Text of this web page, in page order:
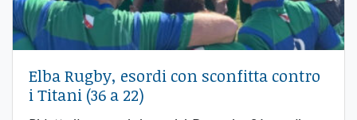
Elba Rugby, esordi con sconfitta contro
i Titani (36 a 22)